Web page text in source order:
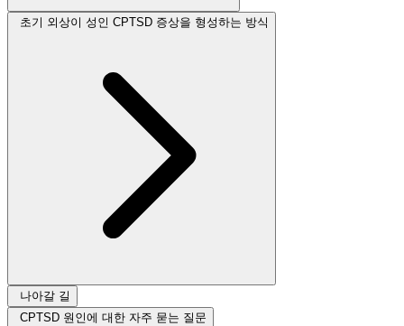
초기 외상이 성인 CPTSD 증상을 형성하는 방식
나아갈 길
CPTSD 원인에 대한 자주 묻는 질문